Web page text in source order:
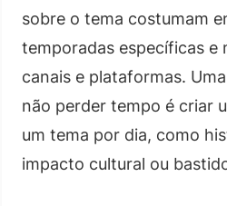
sobre o tema costumam
temporadas específicas e
canais e plataformas.
não perder tempo é criar
um tema por dia, como
impacto cultural ou